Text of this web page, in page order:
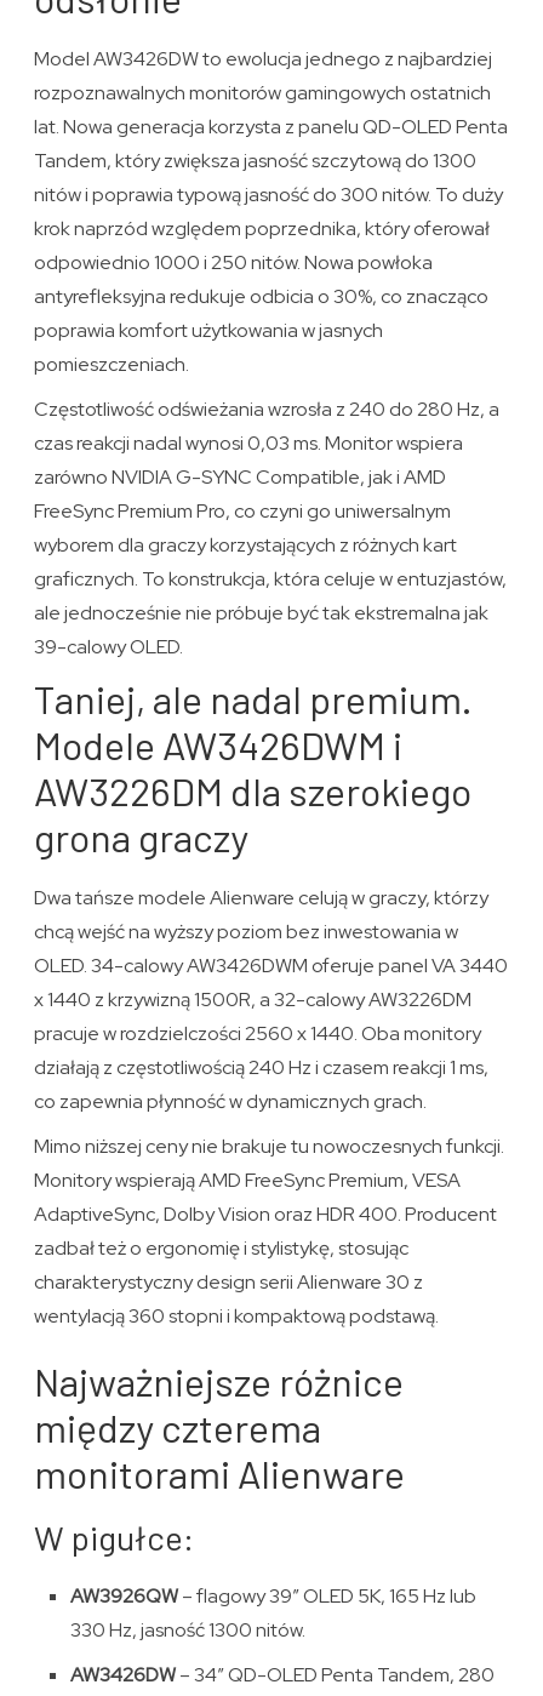
Model AW3426DW to ewolucja jednego z najbardziej
rozpoznawalnych monitorów gamingowych ostatnich
lat. Nowa generacja korzysta z panelu QD-OLED Penta
Tandem, który zwiększa jasność szczytową do 1300
nitów i poprawia typową jasność do 300 nitów. To duży
krok naprzód względem poprzednika, który oferował
odpowiednio 1000 i 250 nitów. Nowa powłoka
antyrefleksyjna redukuje odbicia o 30%, co znacząco
poprawia komfort użytkowania w jasnych
pomieszczeniach.
Częstotliwość odświeżania wzrosła z 240 do 280 Hz, a
czas reakcji nadal wynosi 0,03 ms. Monitor wspiera
zarówno NVIDIA G-SYNC Compatible, jak i AMD
FreeSync Premium Pro, co czyni go uniwersalnym
wyborem dla graczy korzystających z różnych kart
graficznych. To konstrukcja, która celuje w entuzjastów,
ale jednocześnie nie próbuje być tak ekstremalna jak
39-calowy OLED.
Taniej, ale nadal premium.
Modele AW3426DWM i
AW3226DM dla szerokiego
grona graczy
Dwa tańsze modele Alienware celują w graczy, którzy
chcą wejść na wyższy poziom bez inwestowania w
OLED. 34-calowy AW3426DWM oferuje panel VA 3440
x 1440 z krzywizną 1500R, a 32-calowy AW3226DM
pracuje w rozdzielczości 2560 x 1440. Oba monitory
działają z częstotliwością 240 Hz i czasem reakcji 1 ms,
co zapewnia płynność w dynamicznych grach.
Mimo niższej ceny nie brakuje tu nowoczesnych funkcji.
Monitory wspierają AMD FreeSync Premium, VESA
AdaptiveSync, Dolby Vision oraz HDR 400. Producent
zadbał też o ergonomię i stylistykę, stosując
charakterystyczny design serii Alienware 30 z
wentylacją 360 stopni i kompaktową podstawą.
Najważniejsze różnice
między czterema
monitorami Alienware
W pigułce:
AW3926QW– flagowy 39” OLED 5K, 165 Hz lub
330 Hz, jasność 1300 nitów.
AW3426DW– 34” QD-OLED Penta Tandem, 280